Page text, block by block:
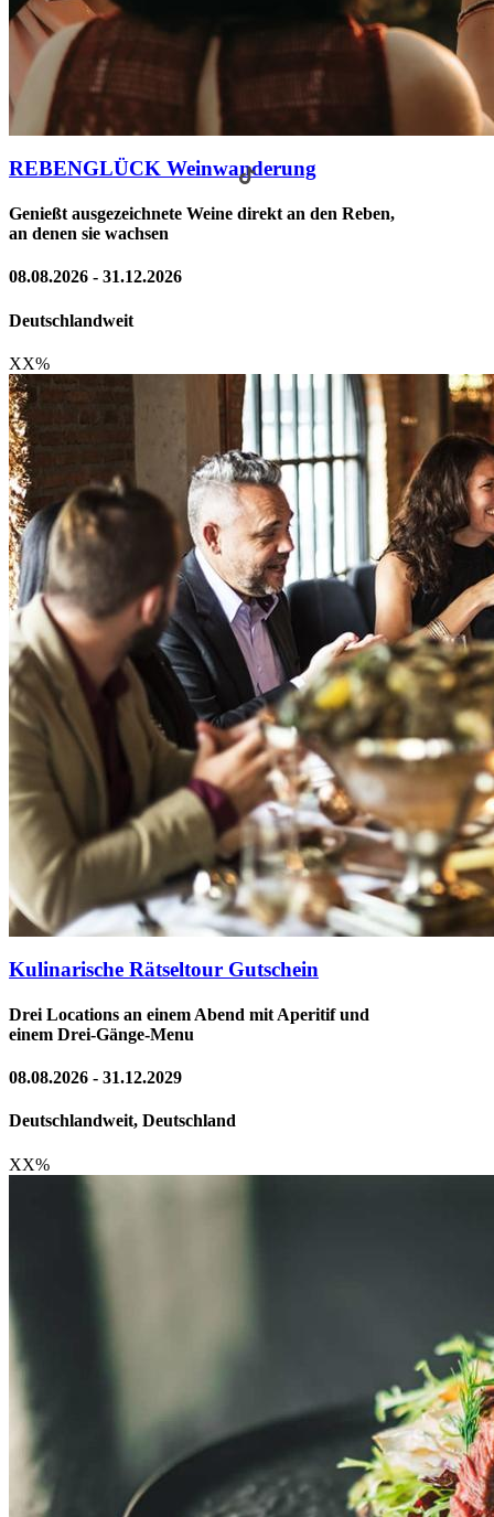
REBENGLÜCK Weinwanderung
Genießt ausgezeichnete Weine direkt an den Reben,
an denen sie wachsen
08.08.2026 - 31.12.2026
Deutschlandweit
XX%
Kulinarische Rätseltour Gutschein
Drei Locations an einem Abend mit Aperitif und
einem Drei-Gänge-Menu
08.08.2026 - 31.12.2029
Deutschlandweit, Deutschland
XX%